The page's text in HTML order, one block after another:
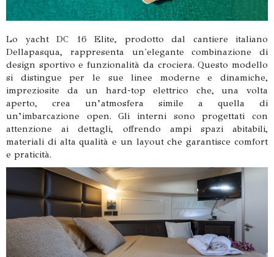
Lo yacht DC 16 Elite, prodotto dal cantiere italiano
Dellapasqua, rappresenta un'elegante combinazione di
design sportivo e funzionalità da crociera. Questo modello
si distingue per le sue linee moderne e dinamiche,
impreziosite da un hard-top elettrico che, una volta
aperto, crea un’atmosfera simile a quella di
un’imbarcazione open. Gli interni sono progettati con
attenzione ai dettagli, offrendo ampi spazi abitabili,
materiali di alta qualità e un layout che garantisce comfort
e praticità.